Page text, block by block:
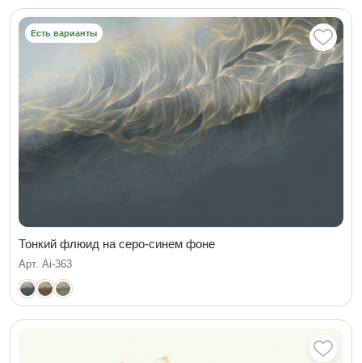
Есть варианты
Тонкий флюид на серо-синем фоне
Арт. Ai-363